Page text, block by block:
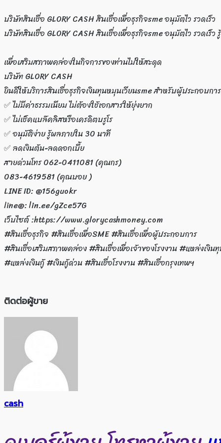
บริษัทสินเชื่อ GLORY CASH สินเชื่อเพื่อธุรกิจsme อนุมัตไว รวดเร็ว
บริษัทสินเชื่อ GLORY CASH สินเชื่อเพื่อธุรกิจsme อนุมัตไว รวดเร็ว
เพื่อเสริมสภาพคล่องในกิจการของท่านไม่ให้สะดุด
บริษัท GLORY CASH
ยินดีให้บริการสินเชื่อธุรกิจเงินทุนหมุนเวียนsme สำหรับผู้ประกอบกา
✅ ไม่มีค่าธรรมเนียม ไม่ต้องใช้เอกสารให้ยุ่งยาก
✅ ไม่เช็คแบล๊คลิสหรือเครดิตบรูโร
✅ อนุมัติง่าย รู้ผลภายใน 30 นาที
✅ ลดเงินต้น-ลดดอกเบี้ย
สายด่วนโทร 062-0411081 (คุณกร)
083-4619581 (คุณบอย )
LINE ID: @156guokr
line@: lin.ee/gZce57G
เว็บไซต์ :https://www.glorycashmoney.com
#สินเชื่อธุรกิจ #สินเชื่อเพื่อSME #สินเชื่อเพื่อผู้ประกอบการ
#สินเชื่อเสริมสภาพคล่อง #สินเชื่อเพื่อเจ้าของโรงงาน #แหล่งเงิน
#แหล่งเงินกู้ #เงินกู้ด่วน #สินเชื่อโรงงาน #สินเชื่อกรุงเทพฯ
ติดต่อผู้ขาย
cash